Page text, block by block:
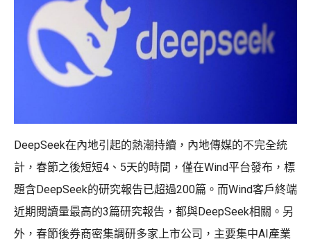
DeepSeek在內地引起的熱潮持續，內地傳媒的不完全統
計，春節之後短短4、5天的時間，僅在Wind平台發布，標
題含DeepSeek的研究報告已超過200篇。而Wind客戶終端
近期閱讀量最高的3篇研究報告，都與DeepSeek相關。另
外，春節後券商密集調研多家上市公司，主要集中AI產業